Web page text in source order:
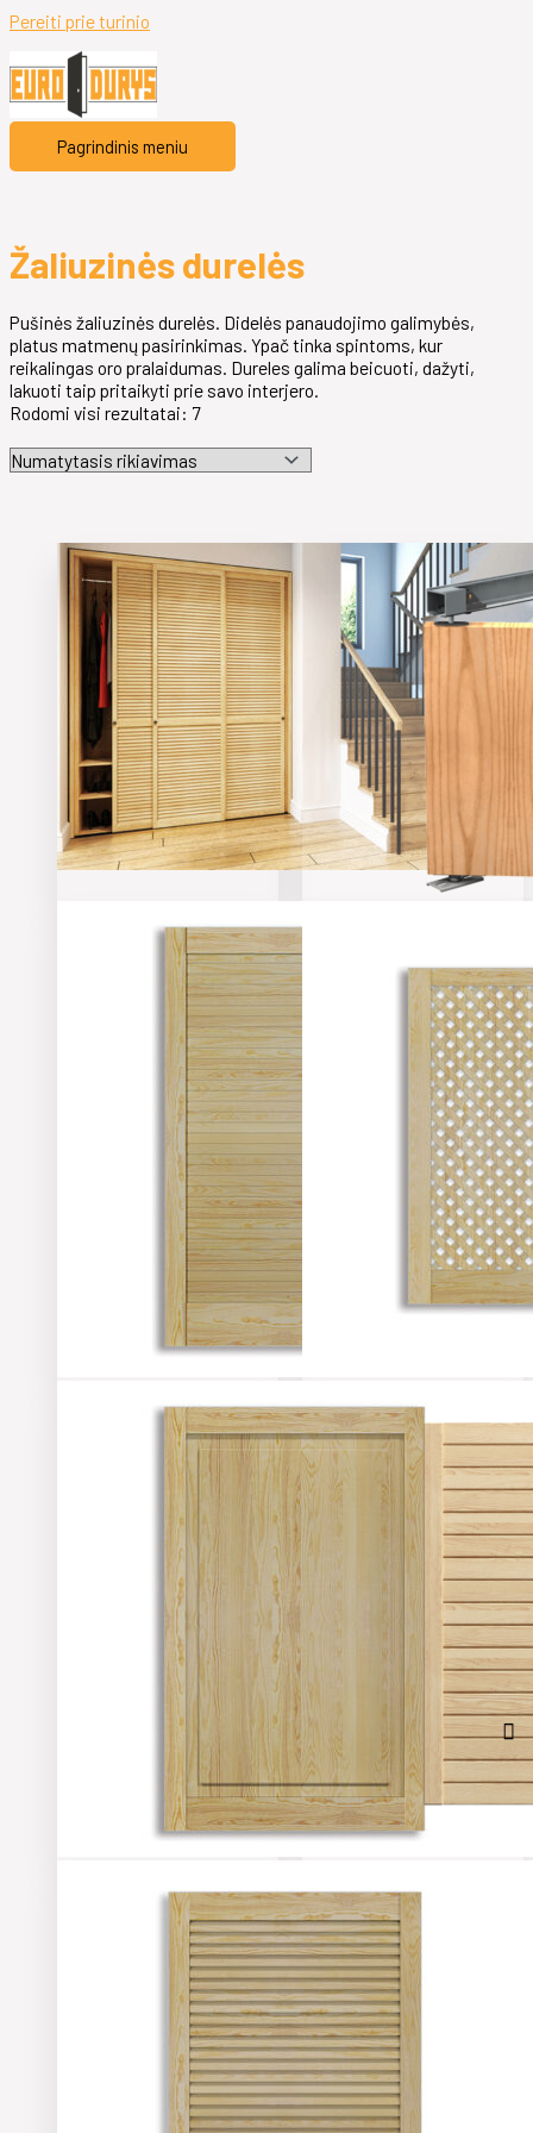
Pereiti prie turinio
Pagrindinis meniu
Žaliuzinės durelės
Pušinės žaliuzinės durelės. Didelės panaudojimo galimybės,
platus matmenų pasirinkimas. Ypač tinka spintoms, kur
reikalingas oro pralaidumas. Dureles galima beicuoti, dažyti,
lakuoti taip pritaikyti prie savo interjero.
Rodomi visi rezultatai: 7